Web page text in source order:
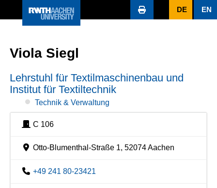
DE EN
Viola Siegl
Lehrstuhl für Textilmaschinenbau und
Institut für Textiltechnik
Technik & Verwaltung
C 106
Otto-Blumenthal-Straße 1, 52074 Aachen
+49 241 80-23421